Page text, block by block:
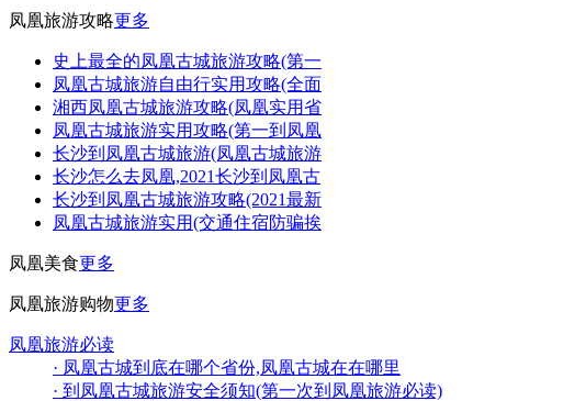
凤凰旅游攻略更多
史上最全的凤凰古城旅游攻略(第一
凤凰古城旅游自由行实用攻略(全面
湘西凤凰古城旅游攻略(凤凰实用省
凤凰古城旅游实用攻略(第一到凤凰
长沙到凤凰古城旅游(凤凰古城旅游
长沙怎么去凤凰,2021长沙到凤凰古
长沙到凤凰古城旅游攻略(2021最新
凤凰古城旅游实用(交通住宿防骗挨
凤凰美食更多
凤凰旅游购物更多
凤凰旅游必读
· 凤凰古城到底在哪个省份,凤凰古城在在哪里
· 到凤凰古城旅游安全须知(第一次到凤凰旅游必读)